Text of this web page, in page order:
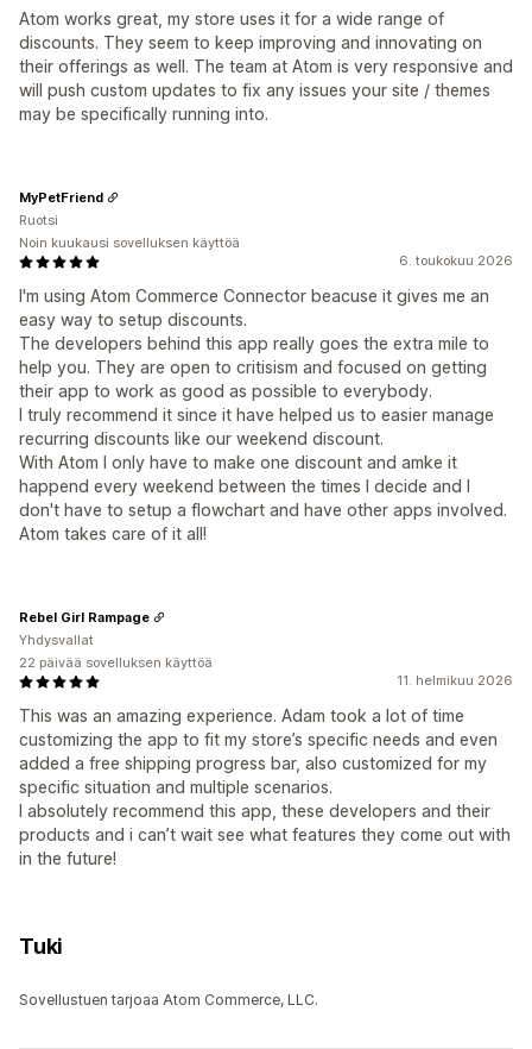
Atom works great, my store uses it for a wide range of
discounts. They seem to keep improving and innovating on
their offerings as well. The team at Atom is very responsive and
will push custom updates to fix any issues your site / themes
may be specifically running into.
6. toukokuu 2026
I'm using Atom Commerce Connector beacuse it gives me an
easy way to setup discounts.
The developers behind this app really goes the extra mile to
help you. They are open to critisism and focused on getting
their app to work as good as possible to everybody.
I truly recommend it since it have helped us to easier manage
recurring discounts like our weekend discount.
With Atom I only have to make one discount and amke it
happend every weekend between the times I decide and I
don't have to setup a flowchart and have other apps involved.
Atom takes care of it all!
MyPetFriend
Ruotsi
Noin kuukausi sovelluksen käyttöä
11. helmikuu 2026
This was an amazing experience. Adam took a lot of time
customizing the app to fit my store’s specific needs and even
added a free shipping progress bar, also customized for my
specific situation and multiple scenarios.
I absolutely recommend this app, these developers and their
products and i can’t wait see what features they come out with
in the future!
Rebel Girl Rampage
Yhdysvallat
22 päivää sovelluksen käyttöä
Tuki
Sovellustuen tarjoaa Atom Commerce, LLC.